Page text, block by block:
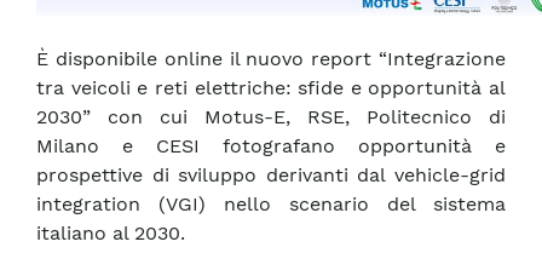
È disponibile online il nuovo report “Integrazione
tra veicoli e reti elettriche: sfide e opportunità al
2030” con cui Motus-E, RSE, Politecnico di
Milano e CESI fotografano opportunità e
prospettive di sviluppo derivanti dal vehicle-grid
integration (VGI) nello scenario del sistema
italiano al 2030.